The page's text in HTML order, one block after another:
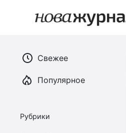
Свежее
Популярное
Рубрики